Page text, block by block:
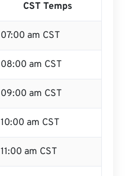
CST Temps
07:00 am CST
08:00 am CST
09:00 am CST
10:00 am CST
11:00 am CST